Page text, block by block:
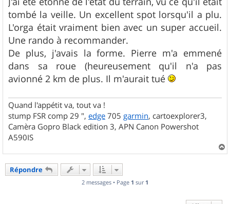
a
g
e
tombé la veille. Un excellent spot lorsqu'il a plu.
L'orga était vraiment bien avec un super accueil.
Une rando à recommander.
De plus, j'avais la forme. Pierre m'a emmené
dans sa roue (heureusement qu'il n'a pas
avionné 2 km de plus. Il m'aurait tué
Quand l'appétit va, tout va !
stump FSR comp 29 ", edge 705 garmin, cartoexplorer3,
Camèra Gopro Black edition 3, APN Canon Powershot
A590IS
a
Répondre
2 messages • Page 1 sur 1